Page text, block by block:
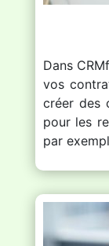
Dans
vos
créer des
pour les
par